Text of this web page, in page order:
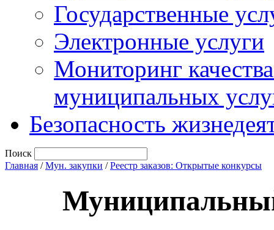
Государственные
Электронные услуги
Мониторинг
муниципальных
Безопасность
Поиск
Главная /Мун. закупки /Реестр заказов: Открытые конкурсы